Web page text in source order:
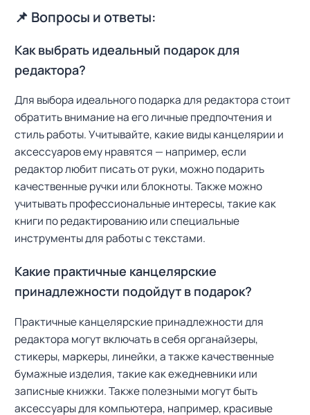
📌 Вопросы и ответы:
Как выбрать идеальный подарок для
редактора?
Для выбора идеального подарка для редактора стоит
обратить внимание на его личные предпочтения и
стиль работы. Учитывайте, какие виды канцелярии и
аксессуаров ему нравятся — например, если
редактор любит писать от руки, можно подарить
качественные ручки или блокноты. Также можно
учитывать профессиональные интересы, такие как
книги по редактированию или специальные
инструменты для работы с текстами.
Какие практичные канцелярские
принадлежности подойдут в подарок?
Практичные канцелярские принадлежности для
редактора могут включать в себя органайзеры,
стикеры, маркеры, линейки, а также качественные
бумажные изделия, такие как ежедневники или
записные книжки. Также полезными могут быть
аксессуары для компьютера, например, красивые